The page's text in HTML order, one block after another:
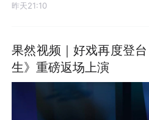
昨天21:10
果然视频｜好戏再度登
生》重磅返场上演